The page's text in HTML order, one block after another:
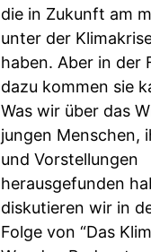
die in Zukunft am
unter der
haben. Aber in der
dazu kommen sie
Was wir über das
jungen Menschen,
und Vorstellungen
herausgefunden
diskutieren wir in
Folge von “Das